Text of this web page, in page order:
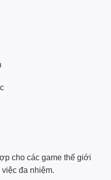
cho các game thế giới
đa nhiệm.